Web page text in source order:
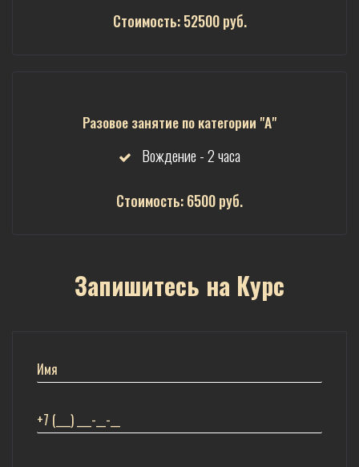
Стоимость: 52500 руб.
Разовое занятие по категории "А"
Вождение - 2 часа
Стоимость: 6500 руб.
Запишитесь на Курс